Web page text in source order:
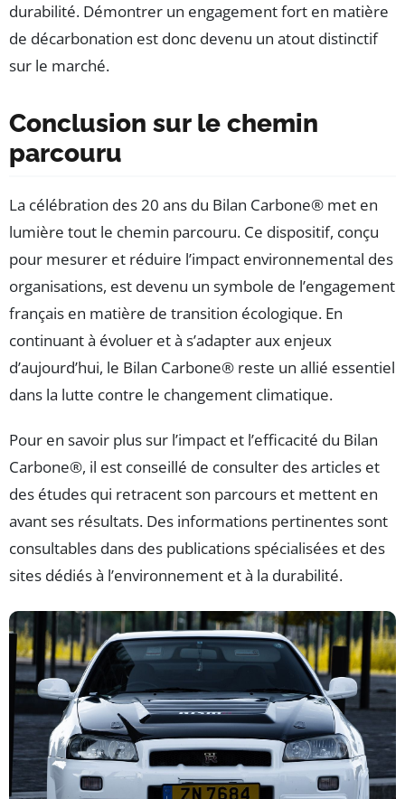
durabilité. Démontrer un engagement fort en matière
de décarbonation est donc devenu un atout distinctif
sur le marché.
Conclusion sur le chemin
parcouru
La célébration des 20 ans du Bilan Carbone® met en
lumière tout le chemin parcouru. Ce dispositif, conçu
pour mesurer et réduire l’impact environnemental des
organisations, est devenu un symbole de l’engagement
français en matière de transition écologique. En
continuant à évoluer et à s’adapter aux enjeux
d’aujourd’hui, le Bilan Carbone® reste un allié essentiel
dans la lutte contre le changement climatique.
Pour en savoir plus sur l’impact et l’efficacité du Bilan
Carbone®, il est conseillé de consulter des articles et
des études qui retracent son parcours et mettent en
avant ses résultats. Des informations pertinentes sont
consultables dans des publications spécialisées et des
sites dédiés à l’environnement et à la durabilité.